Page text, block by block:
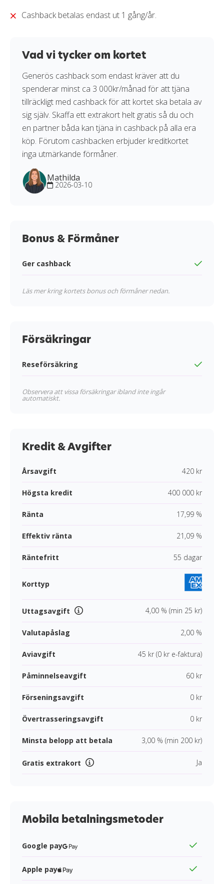
Cashback betalas endast ut 1 gång/år.
Vad vi tycker om kortet
Generös cashback som endast kräver att du
spenderar minst ca 3 000kr/månad för att tjäna
tillräckligt med cashback för att kortet ska betala av
sig själv. Skaffa ett extrakort helt gratis så du och
en partner båda kan tjäna in cashback på alla era
köp. Förutom cashbacken erbjuder kreditkortet
inga utmärkande förmåner.
Mathilda
2026-03-10
Bonus & Förmåner
Ger cashback
Läs mer kring kortets bonus och förmåner nedan.
Försäkringar
Reseförsäkring
Observera att vissa försäkringar ibland inte ingår
automatiskt.
Kredit & Avgifter
Årsavgift 420 kr
Högsta kredit 400 000 kr
Ränta 17,99 %
Effektiv ränta 21,09 %
Räntefritt 55 dagar
Korttyp
Uttagsavgift 4,00 % (min 25 kr)
Valutapåslag 2,00 %
Aviavgift 45 kr (0 kr e-faktura)
Påminnelseavgift 60 kr
Förseningsavgift 0 kr
Övertrasseringsavgift 0 kr
Minsta belopp att betala 3,00 % (min 200 kr)
Gratis extrakort Ja
Mobila betalningsmetoder
Google pay
Apple pay